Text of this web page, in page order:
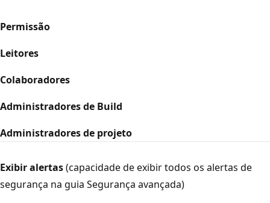
Permissão
Leitores
Colaboradores
Administradores de Build
Administradores de projeto
Exibir alertas(capacidade de exibir todos os alertas de
segurança na guia Segurança avançada)